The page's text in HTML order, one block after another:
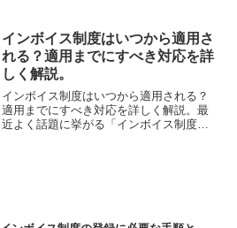
ていますが、具体的な内容やその背景を
知らない方も多いのではな...
インボイス制度はいつから適用さ
れる？適用までにすべき対応を詳
しく解説。
インボイス制度はいつから適用される？
適用までにすべき対応を詳しく解説。最
近よく話題に挙がる「インボイス制度」